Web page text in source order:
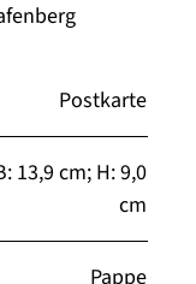
Postkarte
13,9 cm; H: 9,0
cm
Pappe